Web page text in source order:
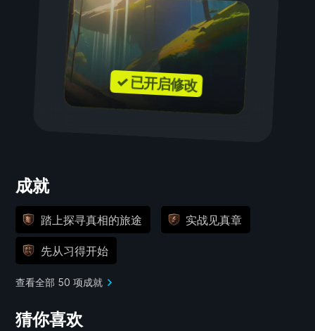
✓ 已开启修改
成就
踏上探寻真相的旅途 实战见真章
先从习得开始
查看全部 50 项成就
猜你喜欢